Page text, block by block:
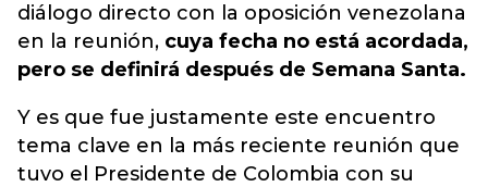
diálogo directo con la oposición venezolana
en la reunión, cuya fecha no está acordada,
pero se definirá después de Semana Santa.
Y es que fue justamente este encuentro
tema clave en la más reciente reunión que
tuvo el Presidente de Colombia con su